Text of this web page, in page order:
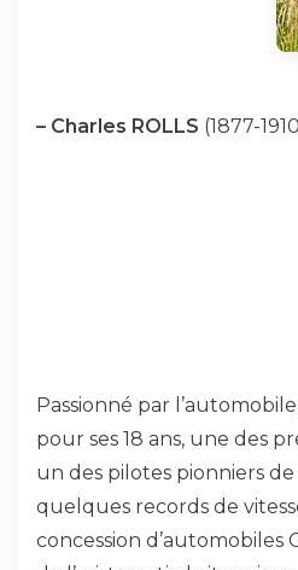
– Charles ROLLS (1877-
Passionné par
pour ses 18 ans, une des
un des pilotes pionniers
quelques records de
concession d’automobiles